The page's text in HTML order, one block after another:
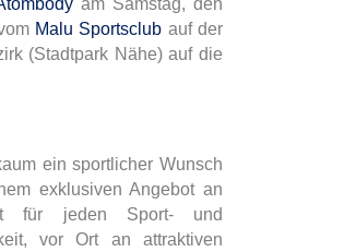
Malu Sportsclub auf der
(Stadtpark Nähe) auf die
ein sportlicher Wunsch
exklusiven Angebot an
für jeden Sport- und
vor Ort an attraktiven